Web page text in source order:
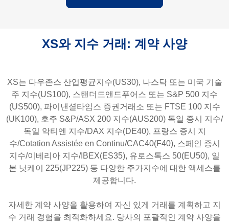
XS와 지수 거래: 계약 사양
XS는 다우존스 산업평균지수(US30), 나스닥 또는 미국 기술
주 지수(US100), 스탠더드앤드푸어스 또는 S&P 500 지수
(US500), 파이낸셜타임스 증권거래소 또는 FTSE 100 지수
(UK100), 호주 S&P/ASX 200 지수(AUS200) 독일 증시 지수/
독일 악티엔 지수/DAX 지수(DE40), 프랑스 증시 지
수/Cotation Assistée en Continu/CAC40(F40), 스페인 증시
지수/이베리아 지수/IBEX(ES35), 유로스톡스 50(EU50), 일
본 닛케이 225(JP225) 등 다양한 주가지수에 대한 액세스를
제공합니다.
자세한 계약 사양을 활용하여 자신 있게 거래를 계획하고 지
수 거래 경험을 최적화하세요. 당사의 포괄적인 계약 사양을